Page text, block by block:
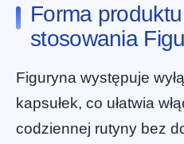
Forma
stosowania
Figuryna występuje
kapsułek, co ułatwia
codziennej rutyny bez